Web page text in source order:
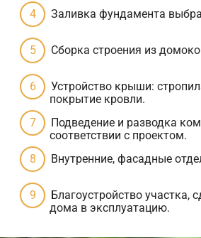
Заливка фундамента
Сборка строения из
Устройство крыши:
покрытие кровли.
Подведение и разводка
соответствии с проектом.
Внутренние, фасадные
Благоустройство участка,
дома в эксплуатацию.